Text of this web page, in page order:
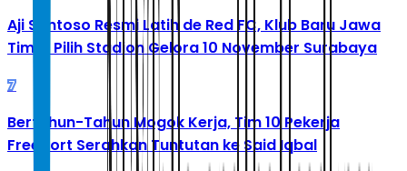
Aji Santoso Resmi Latih de Red FC, Klub Baru Jawa
Timur Pilih Stadion Gelora 10 November Surabaya
7
Bertahun-Tahun Mogok Kerja, Tim 10 Pekerja
Freeport Serahkan Tuntutan ke Said Iqbal